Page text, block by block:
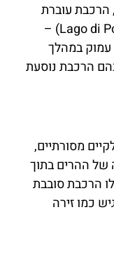
הרכבת עוברת
ממש לצד אגם פוסקיאבו (Lago di Poschiavo) –
עמוק במהלך
הרכבת נוסעת
מסורתיים,
ההרים בתוך
הרכבת סובבת
כמו זירה